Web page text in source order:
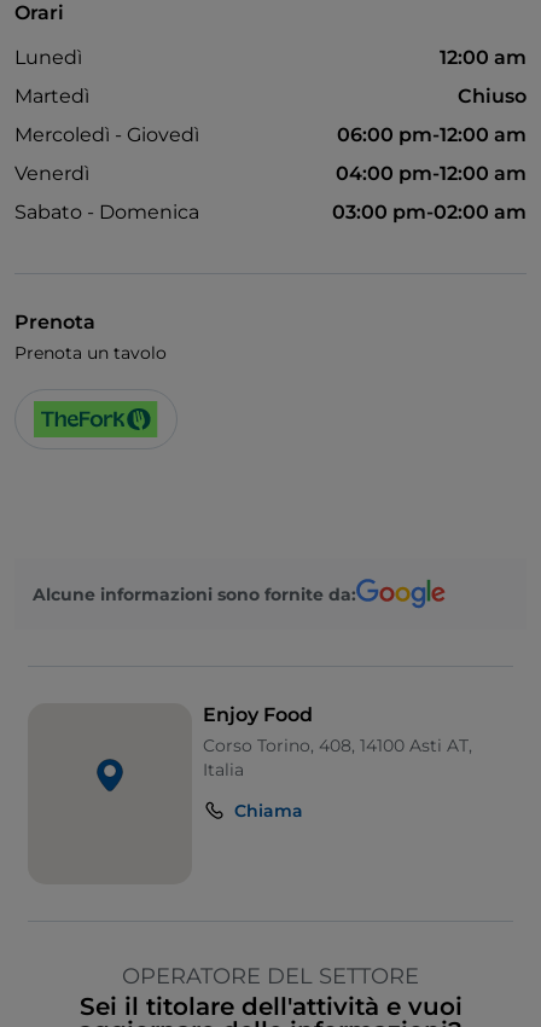
Orari
Lunedì
12:00 am
Martedì
Chiuso
Mercoledì - Giovedì
06:00 pm-12:00 am
Venerdì
04:00 pm-12:00 am
Sabato - Domenica
03:00 pm-02:00 am
Prenota
Prenota un tavolo
Alcune informazioni sono fornite da:
Enjoy Food
Corso Torino, 408, 14100 Asti AT,
Italia
Chiama
OPERATORE DEL SETTORE
Sei il titolare dell'attività e vuoi